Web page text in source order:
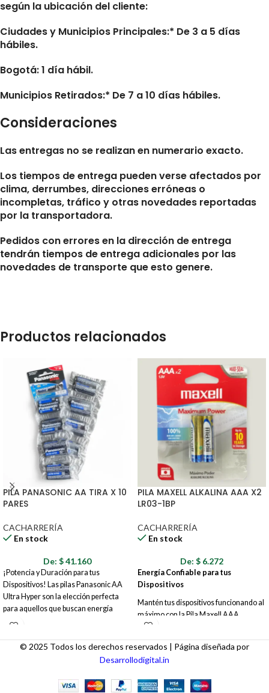
según la ubicación del cliente:
Ciudades y Municipios Principales:* De 3 a 5 días
hábiles.
Bogotá: 1 día hábil.
Municipios Retirados:* De 7 a 10 días hábiles.
Consideraciones
Las entregas no se realizan en numerario exacto.
Los tiempos de entrega pueden verse afectados por
clima, derrumbes, direcciones erróneas o
incompletas, tráfico y otras novedades reportadas
por la transportadora.
Pedidos con errores en la dirección de entrega
tendrán tiempos de entrega adicionales por las
novedades de transporte que esto genere.
Productos relacionados
PILA PANASONIC AA TIRA X 10
PARES
CACHARRERÍA
En stock
De: $41.160
¡Potencia y Duración para tus
Dispositivos! Las pilas Panasonic AA
Ultra Hyper son la elección perfecta
para aquellos que buscan energía
confiable y duradera para sus
contiene 20 unidades (10 pares) de
pilas AA, listas para alimentar una
juguetes y controles remotos hasta
PILA MAXELL ALKALINA AAA X2
LR03-1BP
CACHARRERÍA
En stock
De: $ 6.272
Energía Confiable para tus
Dispositivos
Mantén tus dispositivos funcionando al
máximo con la Pila Maxell AAA
Alcalina LR03-1BP, la fuente de energía
confiable y duradera que necesitas.
Este paquete incluye 2 pilas AAA,
perfectas para una amplia gama de
remotos y linternas hasta juguetes y
© 2025 Todos los derechos reservados | Página diseñada por
Desarrollodigital.in